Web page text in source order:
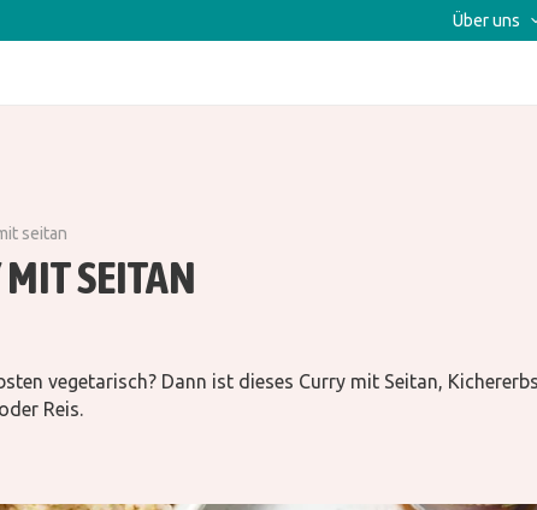
Über uns
seitan
SEITAN
vegetarisch? Dann ist dieses Curry mit Seitan,
Reis.